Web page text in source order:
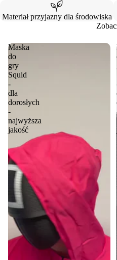
Materiał przyjazny dla środowiska
Maska
do
gry
Squid
-
dla
dorosłych
-
najwyższa
jakość